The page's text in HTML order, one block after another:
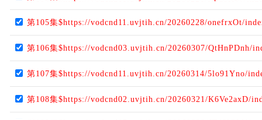
第105集$https://vodcnd11.uvjtih.cn/20260228/onefrxOt/
第106集$https://vodcnd03.uvjtih.cn/20260307/QtHnPDnh/
第107集$https://vodcnd11.uvjtih.cn/20260314/5lo91Yno/
第108集$https://vodcnd02.uvjtih.cn/20260321/K6Ve2axD/